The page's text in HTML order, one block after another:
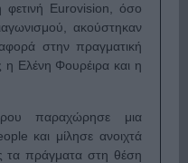
φετινή Eurovision, όσο
ακούστηκαν
στην πραγματική
Ελένη Φουρέιρα και η
παραχώρησε μια
και μίλησε ανοιχτά
τα πράγματα στη θέση